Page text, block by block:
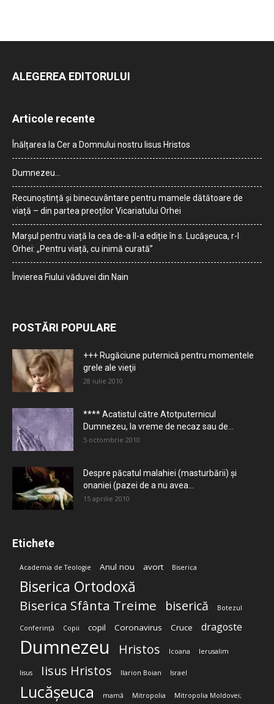
ALEGEREA EDITORULUI
Articole recente
Înălțarea la Cer a Domnului nostru Iisus Hristos
Dumnezeu…
Recunoștință și binecuvântare pentru mamele dătătoare de
viață – din partea preoților Vicariatului Orhei
Marșul pentru viață la cea de-a II-a ediție în s. Lucășeuca, r-l
Orhei: „Pentru viață, cu inimă curată”
Învierea Fiului văduvei din Nain
POSTĂRI POPULARE
+++ Rugăciune puternică pentru momentele
grele ale vieţii
28 iulie 2010
**** Acatistul către Atotputernicul
Dumnezeu, la vreme de necaz sau de...
5 octombrie 2010
Despre păcatul malahiei (masturbării) şi
onaniei (pazei de a nu avea...
15 aprilie 2010
Etichete
Academia de Teologie Anul nou avort Biserica
Biserica Ortodoxă
Biserica Sfânta Treime biserică Botezul
Conferință Copii copil Coronavirus Cruce dragoste
Dumnezeu Hristos Icoana Ierusalim
Iisus Iisus Hristos Ilarion Boian Israel
Lucășeuca mamă Mitropolia Mitropolia Moldovei;